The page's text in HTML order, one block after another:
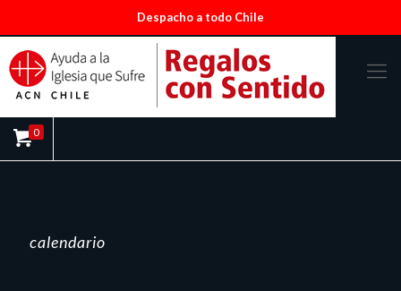
Despacho a todo Chile
0
calendario